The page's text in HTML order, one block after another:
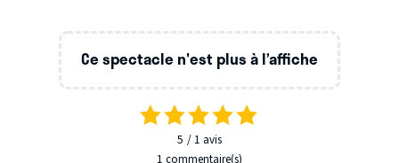
Ce spectacle n'est plus à l’affiche
5 1 avis
1 commentaire(s)